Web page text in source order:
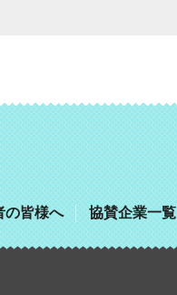
の皆様へ 協賛企業一覧